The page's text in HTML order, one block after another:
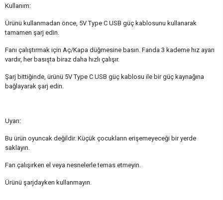
Kullanım:
Ürünü kullanmadan önce, 5V Type C USB güç kablosunu kullanarak
tamamen şarj edin.
Fanı çalıştırmak için Aç/Kapa düğmesine basın. Fanda 3 kademe hız ayarı
vardır, her basışta biraz daha hızlı çalışır.
Şarj bittiğinde, ürünü 5V Type C USB güç kablosu ile bir güç kaynağına
bağlayarak şarj edin.
Uyarı:
Bu ürün oyuncak değildir. Küçük çocukların erişemeyeceği bir yerde
saklayın.
Fan çalışırken el veya nesnelerle temas etmeyin.
Ürünü şarjdayken kullanmayın.